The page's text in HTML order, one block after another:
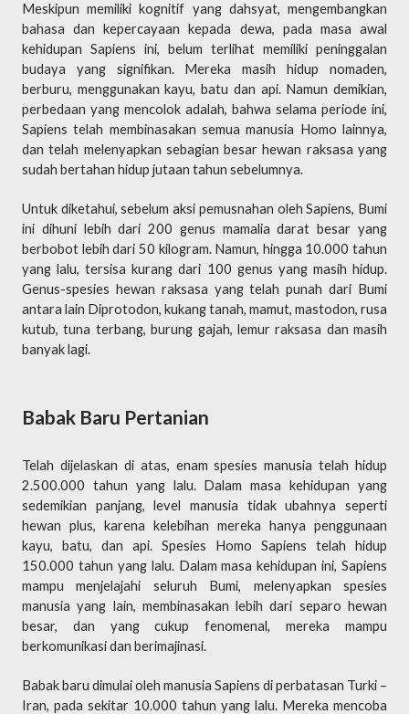
Meskipun memiliki kognitif yang dahsyat, mengembangkan
bahasa dan kepercayaan kepada dewa, pada masa awal
kehidupan Sapiens ini, belum terlihat memiliki peninggalan
budaya yang signifikan. Mereka masih hidup nomaden,
berburu, menggunakan kayu, batu dan api. Namun demikian,
perbedaan yang mencolok adalah, bahwa selama periode ini,
Sapiens telah membinasakan semua manusia Homo lainnya,
dan telah melenyapkan sebagian besar hewan raksasa yang
sudah bertahan hidup jutaan tahun sebelumnya.
Untuk diketahui, sebelum aksi pemusnahan oleh Sapiens, Bumi
ini dihuni lebih dari 200 genus mamalia darat besar yang
berbobot lebih dari 50 kilogram. Namun, hingga 10.000 tahun
yang lalu, tersisa kurang dari 100 genus yang masih hidup.
Genus-spesies hewan raksasa yang telah punah dari Bumi
antara lain Diprotodon, kukang tanah, mamut, mastodon, rusa
kutub, tuna terbang, burung gajah, lemur raksasa dan masih
banyak lagi.
Babak Baru Pertanian
Telah dijelaskan di atas, enam spesies manusia telah hidup
2.500.000 tahun yang lalu. Dalam masa kehidupan yang
sedemikian panjang, level manusia tidak ubahnya seperti
hewan plus, karena kelebihan mereka hanya penggunaan
kayu, batu, dan api. Spesies Homo Sapiens telah hidup
150.000 tahun yang lalu. Dalam masa kehidupan ini, Sapiens
mampu menjelajahi seluruh Bumi, melenyapkan spesies
manusia yang lain, membinasakan lebih dari separo hewan
besar, dan yang cukup fenomenal, mereka mampu
berkomunikasi dan berimajinasi.
Babak baru dimulai oleh manusia Sapiens di perbatasan Turki –
Iran, pada sekitar 10.000 tahun yang lalu. Mereka mencoba